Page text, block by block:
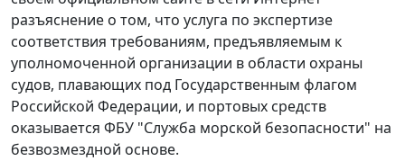
разъяснение о том, что услуга по экспертизе
соответствия требованиям, предъявляемым к
уполномоченной организации в области охраны
судов, плавающих под Государственным флагом
Российской Федерации, и портовых средств
оказывается ФБУ "Служба морской безопасности" на
безвозмездной основе.